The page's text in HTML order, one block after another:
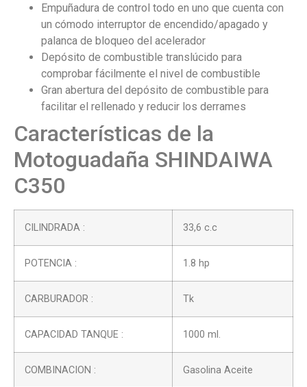
Empuñadura de control todo en uno que cuenta con
un cómodo interruptor de encendido/apagado y
palanca de bloqueo del acelerador
Depósito de combustible translúcido para
comprobar fácilmente el nivel de combustible
Gran abertura del depósito de combustible para
facilitar el rellenado y reducir los derrames
Características de la
Motoguadaña SHINDAIWA
C350
CILINDRADA : 33,6 c.c
POTENCIA : 1.8 hp
CARBURADOR : Tk
CAPACIDAD TANQUE : 1000 ml.
COMBINACION : Gasolina Aceite